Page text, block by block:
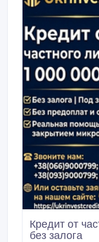
Кредит от
без залога